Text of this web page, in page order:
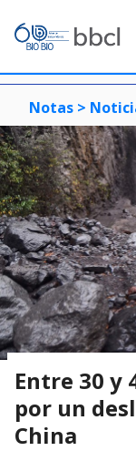
Notas >
Entre 30 y
por un
China